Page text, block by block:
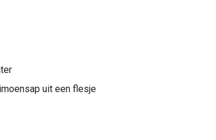
uit een flesje